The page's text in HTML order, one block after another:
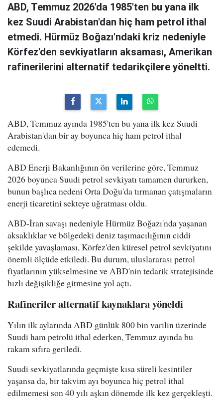
ABD, Temmuz 2026'da 1985'ten bu yana ilk
kez Suudi Arabistan'dan hiç ham petrol ithal
etmedi. Hürmüz Boğazı'ndaki kriz nedeniyle
Körfez'den sevkiyatların aksaması, Amerikan
rafinerilerini alternatif tedarikçilere yöneltti.
ABD, Temmuz ayında 1985'ten bu yana ilk kez Suudi
Arabistan'dan bir ay boyunca hiç ham petrol ithal
edemedi.
ABD Enerji Bakanlığının ön verilerine göre, Temmuz
2026 boyunca Suudi petrol sevkiyatı tamamen dururken,
bunun başlıca nedeni Orta Doğu'da tırmanan çatışmaların
enerji ticaretini sekteye uğratması oldu.
ABD-İran savaşı nedeniyle Hürmüz Boğazı'nda yaşanan
aksaklıklar ve bölgedeki deniz taşımacılığının ciddi
şekilde yavaşlaması, Körfez'den küresel petrol sevkiyatını
önemli ölçüde etkiledi. Bu durum, uluslararası petrol
fiyatlarının yükselmesine ve ABD'nin tedarik stratejisinde
hızlı değişikliğe gitmesine yol açtı.
Rafineriler alternatif kaynaklara yöneldi
Yılın ilk aylarında ABD günlük 800 bin varilin üzerinde
Suudi ham petrolü ithal ederken, Temmuz ayında bu
rakam sıfıra geriledi.
Suudi sevkiyatlarında geçmişte kısa süreli kesintiler
yaşansa da, bir takvim ayı boyunca hiç petrol ithal
edilmemesi son 40 yılı aşkın dönemde ilk kez gerçekleşti.